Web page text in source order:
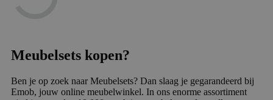
Meubelsets kopen?
Ben je op zoek naar Meubelsets? Dan slaag je gegarandeerd bij
Emob, jouw online meubelwinkel. In ons enorme assortiment